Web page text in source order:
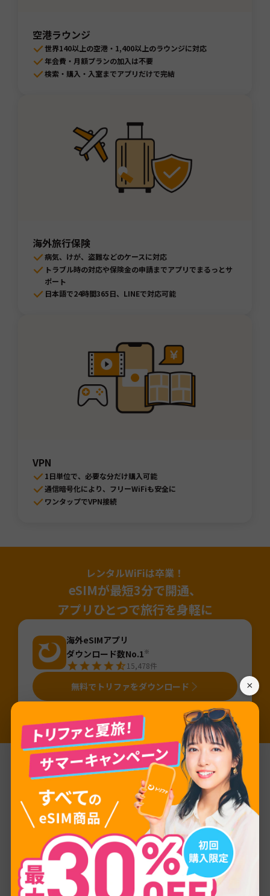
空港ラウンジ
世界140以上の空港・1,400以上のラウンジに対応
年会費・月額プランの加入は不要
検索・購入・入室までアプリだけで完結
海外旅行保険
病気、けが、盗難などのケースに対応
トラブル時の対応や保険金の申請までアプリでまるっとサ
ポート
日本語で24時間365日、LINEで対応可能
VPN
1日単位で、必要な分だけ購入可能
通信暗号化により、フリーWiFiも安全に
ワンタップでVPN接続
レンタルWiFiは卒業！
eSIMが最短3分で開通、
アプリひとつで旅行を身軽に
海外eSIMアプリ
ダウンロード数No.1※
15,478件
無料でトリファをダウンロード
※国内「旅行用eSIMアプリ」のDL数（2025年4月～2026年3月・iOS&Android合算値・AppTweak調べ）。「旅行」カテゴリから旅行用eSIMアプ
リ（アプリ名か説明に「eSIM」が含まれるアプリ）を当社にて抽出しDL数を算出。
基本情報
ネットワーク TELE2, LMT GSM, Tele2
プロバイダー LTE/4G
通信量 1GB 3GB 10GB/20GB/30GB/80GB/
無制限
×